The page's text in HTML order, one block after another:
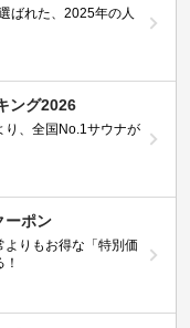
ばれた、2025年の人
ング2026
り、全国No.1サウナが
ーポン
りもお得な「特別価